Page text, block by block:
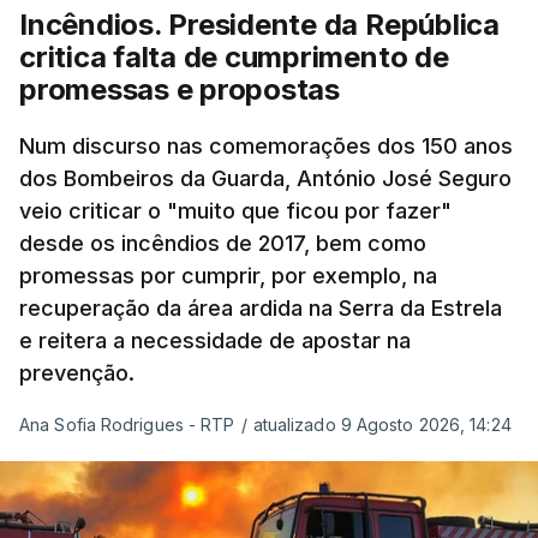
à frente do governo, teve na agenda o conflito
armado com os Estados Unidos e Israel, além das
questões económicas de um país em guerra que
se confronta agora com uma inflação de 88%.
De acordo com a informação oficial, que não indica
onde ou quando decorreu a reunião, Khamenei e
Pezeshkian discutiram ainda formas de garantir
recursos e gerir as despesas "em riais, divisas e
energia", bem como sobre a cooperação
económica com parceiros estrangeiros.
"corrijam o comportamento". Teerão deixou ainda
novas exigências para reabrir o Estreito de Ormuz,
incluindo o fim do bloqueio naval, suspensão das
Incêndios. Presidente da República
critica falta de cumprimento de
promessas e propostas
Num discurso nas comemorações dos 150 anos
dos Bombeiros da Guarda, António José Seguro
veio criticar o "muito que ficou por fazer"
desde os incêndios de 2017, bem como
promessas por cumprir, por exemplo, na
recuperação da área ardida na Serra da Estrela
e reitera a necessidade de apostar na
prevenção.
Ana Sofia Rodrigues - RTP / atualizado 9 Agosto 2026, 14:24